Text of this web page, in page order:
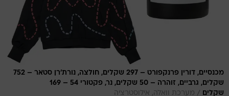
מכנסיים, דורין פרנקפורט – 297 שקלים, חולצה, נורת'רן סטאר – 752
שקלים, גרביים, זוהרה – 50 שקלים, נר, פקטורי 54 – 169
שקלים
/ מערכת וואלה, אילוסטרציה